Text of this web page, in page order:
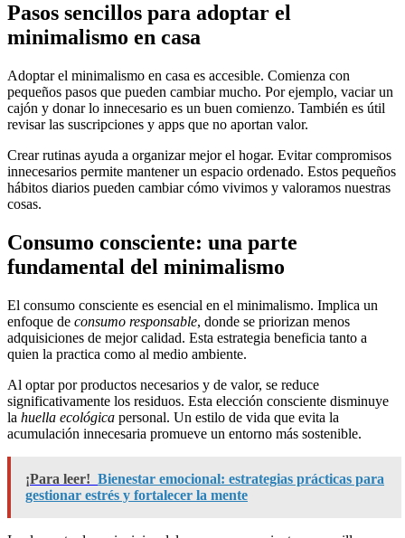
Pasos sencillos para adoptar el
minimalismo en casa
Adoptar el minimalismo en casa es accesible. Comienza con
pequeños pasos que pueden cambiar mucho. Por ejemplo, vaciar un
cajón y donar lo innecesario es un buen comienzo. También es útil
revisar las suscripciones y apps que no aportan valor.
Crear rutinas ayuda a organizar mejor el hogar. Evitar compromisos
innecesarios permite mantener un espacio ordenado. Estos pequeños
hábitos diarios pueden cambiar cómo vivimos y valoramos nuestras
cosas.
Consumo consciente: una parte
fundamental del minimalismo
El consumo consciente es esencial en el minimalismo. Implica un
enfoque de consumo responsable, donde se priorizan menos
adquisiciones de mejor calidad. Esta estrategia beneficia tanto a
quien la practica como al medio ambiente.
Al optar por productos necesarios y de valor, se reduce
significativamente los residuos. Esta elección consciente disminuye
la huella ecológica personal. Un estilo de vida que evita la
acumulación innecesaria promueve un entorno más sostenible.
¡Para leer! Bienestar emocional: estrategias prácticas para
gestionar estrés y fortalecer la mente